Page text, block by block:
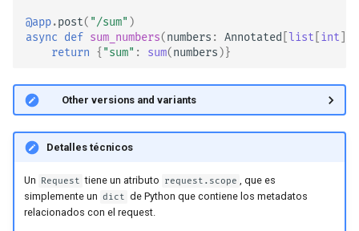
@app.post( "/sum" )
async def sum_numbers(numbers : Annotated list int
return { "sum" : sum(numbers )}
🤓 Other versions and variants
Detalles técnicos
Un Request tiene un atributo request.scope
, que es
simplemente un dict de Python que contiene los metadatos
relacionados con el request.